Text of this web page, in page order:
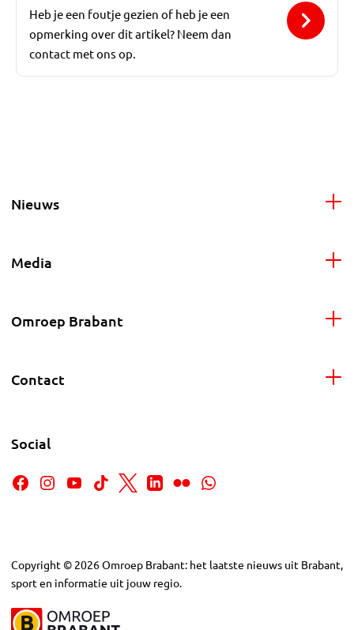
Heb je een foutje gezien of heb je een
opmerking over dit artikel? Neem dan
contact met ons op.
Nieuws
Media
Omroep Brabant
Contact
Social
Copyright © 2026Omroep Brabant: het laatste nieuws uit Brabant,
sport en informatie uit jouw regio.